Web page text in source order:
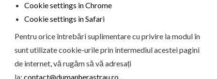
Cookie settings in Chrome
Cookie settings in Safari
Pentru orice întrebări suplimentare cu privire la modul în
sunt utilizate cookie-urile prin intermediul acestei pagini
de internet, vă rugăm să vă adresați
la: contact@dumanherastrau.ro.